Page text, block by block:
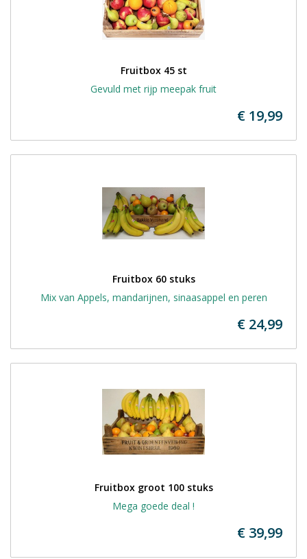
Fruitbox 45 st
Gevuld met rijp meepak fruit
€ 19,99
Fruitbox 60 stuks
Mix van Appels, mandarijnen, sinaasappel en peren
€ 24,99
Fruitbox groot 100 stuks
Mega goede deal !
€ 39,99